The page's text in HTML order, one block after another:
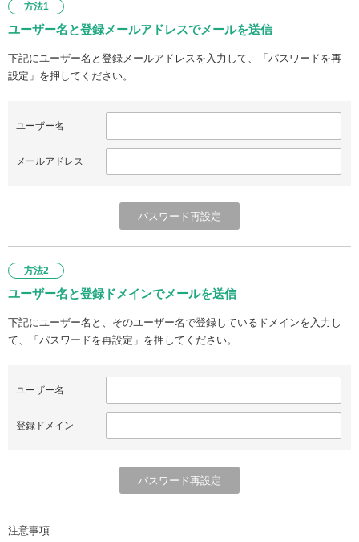
方法1
ユーザー名と登録メールアドレスでメールを送信
下記にユーザー名と登録メールアドレスを入力して、「パスワードを再
設定」を押してください。
ユーザー名
メールアドレス
方法2
ユーザー名と登録ドメインでメールを送信
下記にユーザー名と、そのユーザー名で登録しているドメインを入力し
て、「パスワードを再設定」を押してください。
ユーザー名
登録ドメイン
注意事項